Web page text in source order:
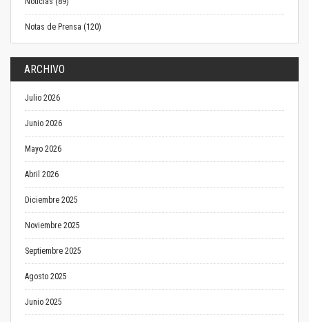
Notas de Prensa (120)
ARCHIVO
Julio 2026
Junio 2026
Mayo 2026
Abril 2026
Diciembre 2025
Noviembre 2025
Septiembre 2025
Agosto 2025
Junio 2025